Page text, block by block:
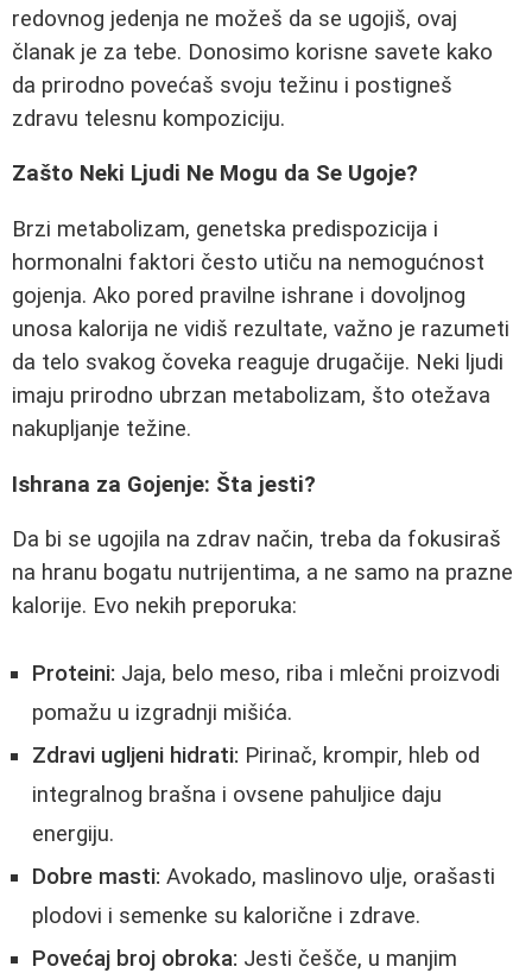
redovnog jedenja ne možeš da se ugojiš, ovaj
članak je za tebe. Donosimo korisne savete kako
da prirodno povećaš svoju težinu i postigneš
zdravu telesnu kompoziciju.
Zašto Neki Ljudi Ne Mogu da Se Ugoje?
Brzi metabolizam, genetska predispozicija i
hormonalni faktori često utiču na nemogućnost
gojenja. Ako pored pravilne ishrane i dovoljnog
unosa kalorija ne vidiš rezultate, važno je razumeti
da telo svakog čoveka reaguje drugačije. Neki ljudi
imaju prirodno ubrzan metabolizam, što otežava
nakupljanje težine.
Ishrana za Gojenje: Šta jesti?
Da bi se ugojila na zdrav način, treba da fokusiraš
na hranu bogatu nutrijentima, a ne samo na prazne
kalorije. Evo nekih preporuka:
Proteini: Jaja, belo meso, riba i mlečni proizvodi
pomažu u izgradnji mišića.
Zdravi ugljeni hidrati: Pirinač, krompir, hleb od
integralnog brašna i ovsene pahuljice daju
energiju.
Dobre masti: Avokado, maslinovo ulje, orašasti
plodovi i semenke su kalorične i zdrave.
Povećaj broj obroka: Jesti češče, u manjim